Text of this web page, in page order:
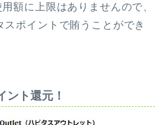
額に上限はありませんので、
スポイントで賄うことができ
ント還元！